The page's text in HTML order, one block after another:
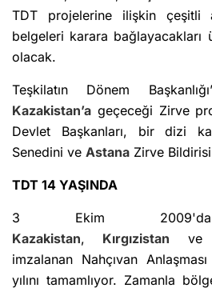
TDT projelerine ilişkin çeşitli
belgeleri karara
olacak.
Teşkilatın Dönem
Kazakistan’a geçeceği Zirve
Devlet Başkanları, bir dizi
Senedini ve Astana Zirve
TDT 14 YAŞINDA
3 Ekim
Kazakistan, Kırgızistan ve
imzalanan Nahçıvan
yılını tamamlıyor. Zamanla